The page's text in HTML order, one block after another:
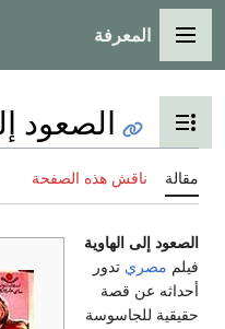
القائمة الرئيسية
المعرفة
تبديل عرض جدولالصعود
مقالة ناقش هذه الصفحة
الصعود إلى الهاوية
فيلم مصري تدور
أحداثه عن قصة
حقيقية للجاسوسة